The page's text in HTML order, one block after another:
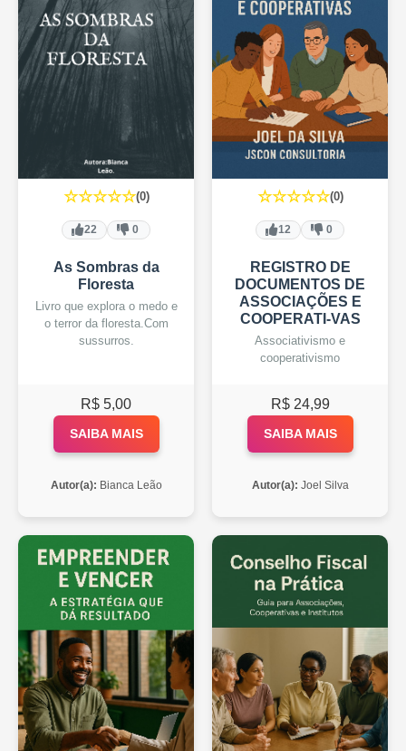
☆☆☆☆☆(0)
22 0
As Sombras da
Floresta
Livro que explora o medo e
o terror da floresta.Com
sussurros.
R$ 5,00
SAIBA MAIS
Autor(a): Bianca Leão
☆☆☆☆☆(0)
12 0
REGISTRO DE
DOCUMENTOS DE
ASSOCIAÇÕES E
COOPERATI-VAS
Associativismo e
cooperativismo
R$ 24,99
SAIBA MAIS
Autor(a): Joel Silva